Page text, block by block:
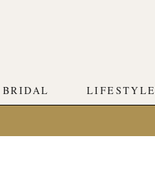
BRIDAL LIFESTYLE